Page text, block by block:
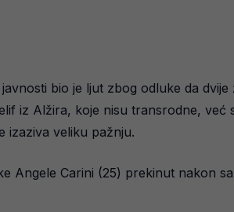
bio je ljut zbog odluke da
iz Alžira, koje nisu transrodne,
izaziva veliku pažnju.
Angele Carini (25) prekinut nakon